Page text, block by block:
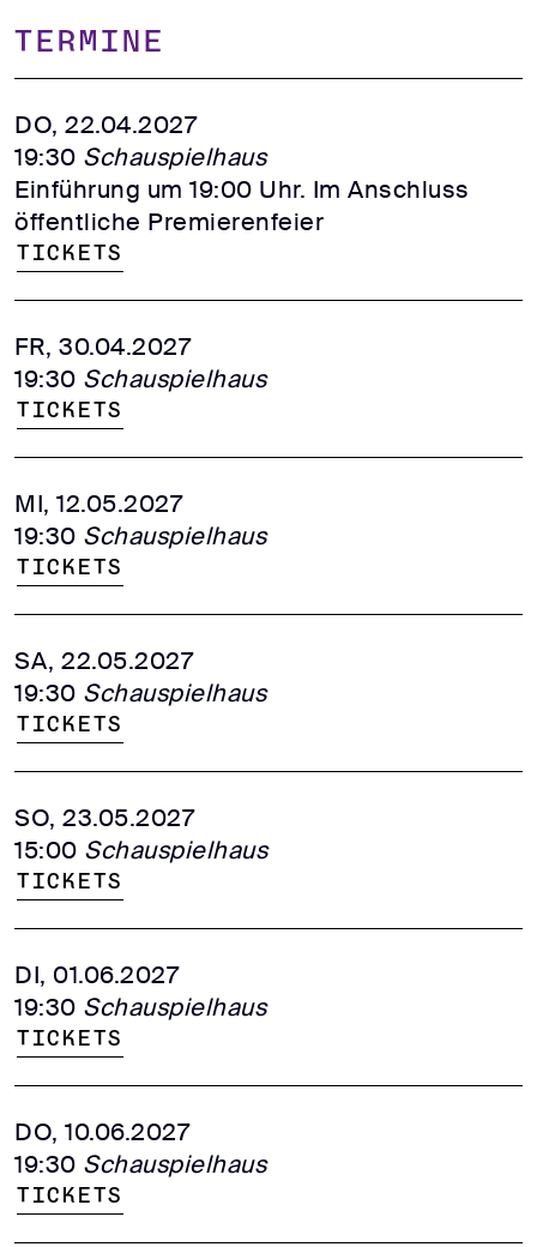
TERMINE
DO, 22.04.2027
19:30 Schauspielhaus
Einführung um 19:00 Uhr. Im Anschluss
öffentliche Premierenfeier
Tickets
FR, 30.04.2027
19:30 Schauspielhaus
Tickets
MI, 12.05.2027
19:30 Schauspielhaus
Tickets
SA, 22.05.2027
19:30 Schauspielhaus
Tickets
SO, 23.05.2027
15:00 Schauspielhaus
Tickets
DI, 01.06.2027
19:30 Schauspielhaus
Tickets
DO, 10.06.2027
19:30 Schauspielhaus
Tickets